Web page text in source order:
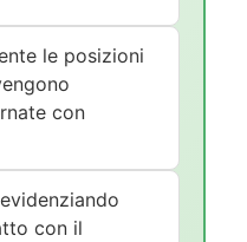
le posizioni
con
con il